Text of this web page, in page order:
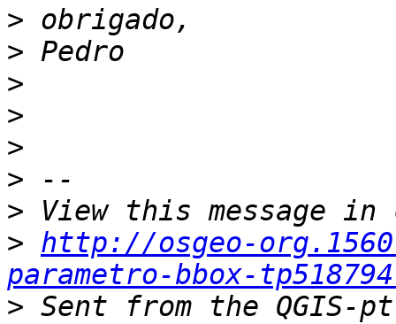
>
>
>
>
>
>
>
> http://osgeo-
parametro-bbox-
> Sent from the